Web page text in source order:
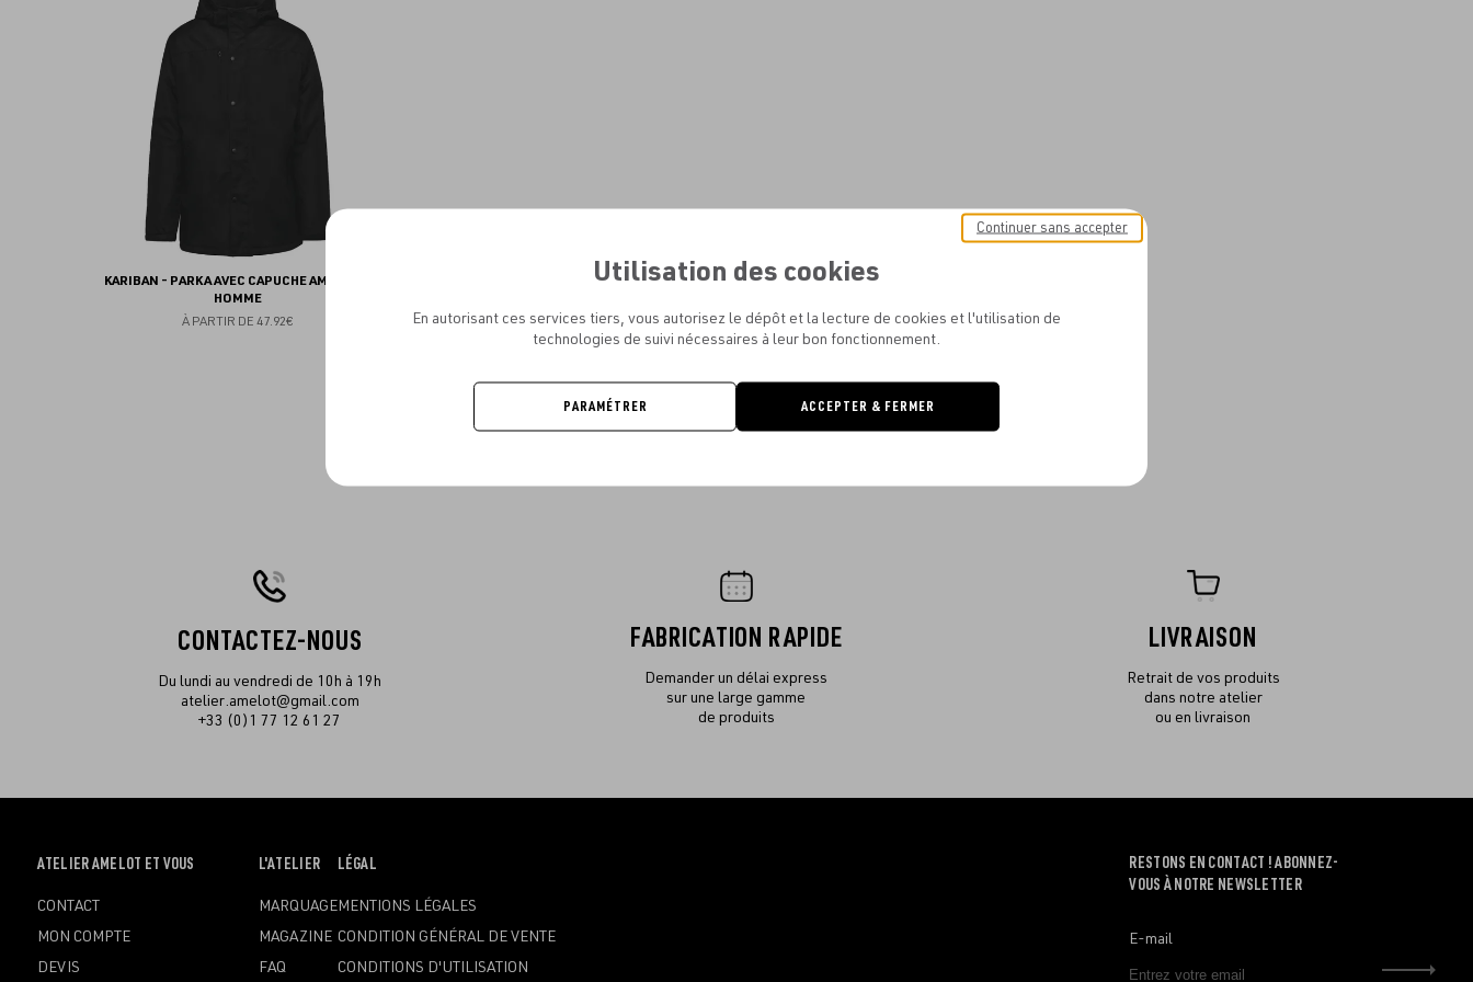
KARIBAN - PARKA AVEC CAPUCHE AMOVIBLE
HOMME
À PARTIR DE 47.92€
CONTACTEZ-NOUS
Du lundi au vendredi de 10h à 19h
atelier.amelot@gmail.com
+33 (0)1 77 12 61 27
FABRICATION RAPIDE
Demander un délai express
sur une large gamme
de produits
LIVRAISON
Retrait de vos produits
dans notre atelier
ou en livraison
OUVRIR
MENU
ATELIER AMELOT ET VOUS
CONTACT
MON COMPTE
DEVIS
OUVRIR
MENU
L'ATELIER
MARQUAGE
MAGAZINE
FAQ
OUVRIR
MENU
LÉGAL
MENTIONS LÉGALES
CONDITION GÉNÉRAL DE VENTE
CONDITIONS D'UTILISATION
RESTONS EN CONTACT ! ABONNEZ-
VOUS À NOTRE NEWSLETTER
E-mail
Utilisation des cookies
En autorisant ces services tiers, vous autorisez le dépôt et la lecture de cookies et l'utilisation de
technologies de suivi nécessaires à leur bon fonctionnement.
Continuer sans accepter
PARAMÉTRER ACCEPTER & FERMER